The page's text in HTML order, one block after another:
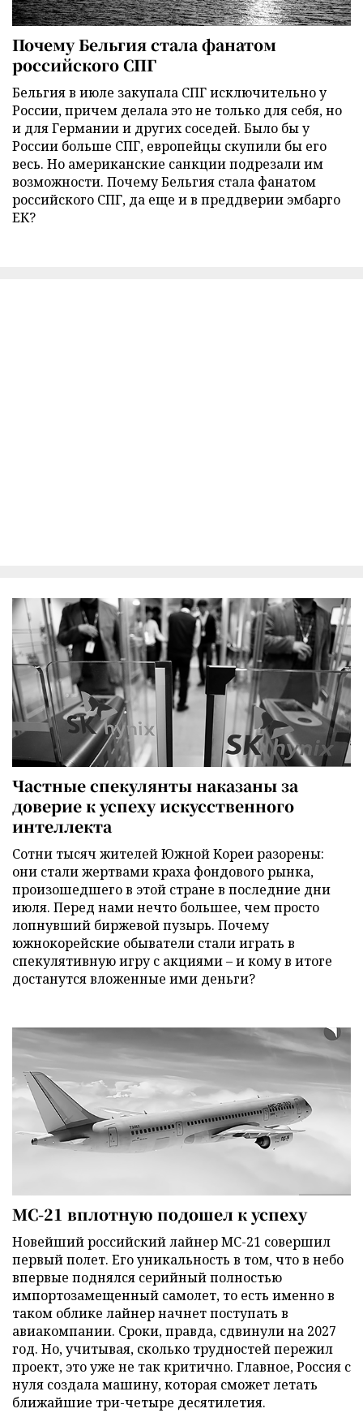
Почему Бельгия стала фанатом
российского СПГ
Бельгия в июле закупала СПГ исключительно у
России, причем делала это не только для себя, но
и для Германии и других соседей. Было бы у
России больше СПГ, европейцы скупили бы его
весь. Но американские санкции подрезали им
возможности. Почему Бельгия стала фанатом
российского СПГ, да еще и в преддверии эмбарго
ЕК?
Частные спекулянты наказаны за
доверие к успеху искусственного
интеллекта
Сотни тысяч жителей Южной Кореи разорены:
они стали жертвами краха фондового рынка,
произошедшего в этой стране в последние дни
июля. Перед нами нечто большее, чем просто
лопнувший биржевой пузырь. Почему
южнокорейские обыватели стали играть в
спекулятивную игру с акциями – и кому в итоге
достанутся вложенные ими деньги?
МС-21 вплотную подошел к успеху
Новейший российский лайнер МС-21 совершил
первый полет. Его уникальность в том, что в небо
впервые поднялся серийный полностью
импортозамещенный самолет, то есть именно в
таком облике лайнер начнет поступать в
авиакомпании. Сроки, правда, сдвинули на 2027
год. Но, учитывая, сколько трудностей пережил
проект, это уже не так критично. Главное, Россия с
нуля создала машину, которая сможет летать
ближайшие три-четыре десятилетия.